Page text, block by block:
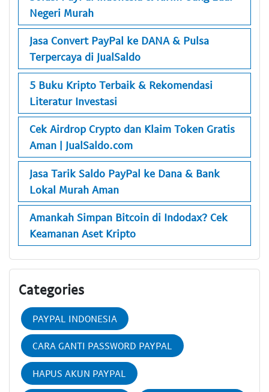
Negeri Murah
Jasa Convert PayPal ke DANA & Pulsa
Terpercaya di JualSaldo
5 Buku Kripto Terbaik & Rekomendasi
Literatur Investasi
Cek Airdrop Crypto dan Klaim Token Gratis
Aman | JualSaldo.com
Jasa Tarik Saldo PayPal ke Dana & Bank
Lokal Murah Aman
Amankah Simpan Bitcoin di Indodax? Cek
Keamanan Aset Kripto
Categories
PAYPAL INDONESIA
CARA GANTI PASSWORD PAYPAL
HAPUS AKUN PAYPAL